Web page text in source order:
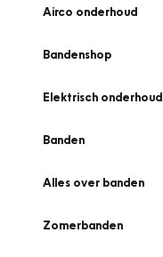
Airco onderhoud
Bandenshop
Elektrisch onderhoud
Banden
Alles over banden
Zomerbanden